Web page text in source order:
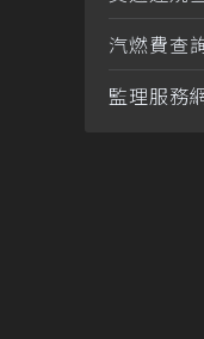
汽燃費查
監理服務